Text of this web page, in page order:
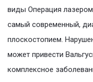
виды Операция
самый современный,
плоскостопием.
может привести
комплексное